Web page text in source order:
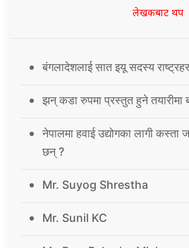
लेखकबाट थप
बंगलादेशलाई सात इयू सदस्य
झन् कडा रुपमा प्रस्तुत हुने तयारीमा
नेपालमा हवाई उद्योगका लागी
छन् ?
Mr. Suyog Shrestha
Mr. Sunil KC